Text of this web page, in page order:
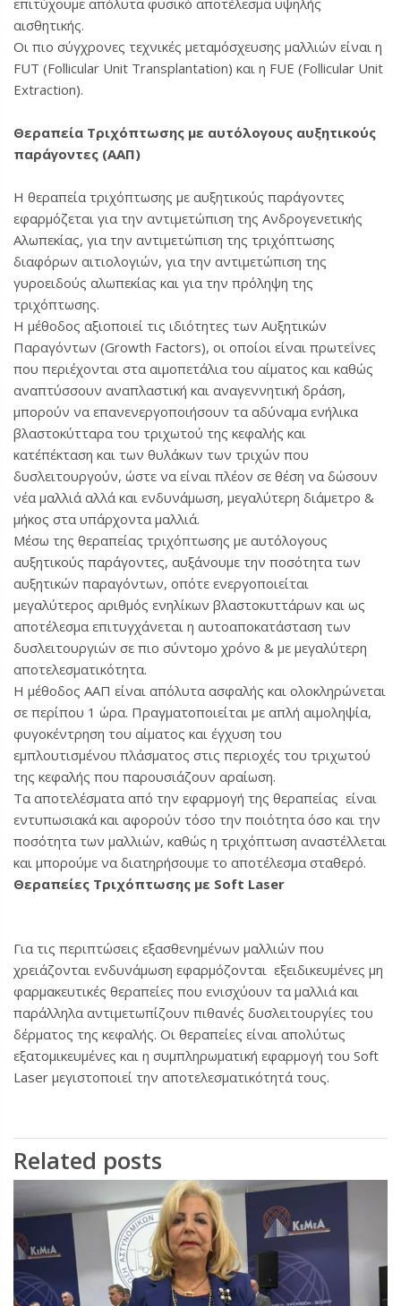
αισθητικής.
Οι πιο σύγχρονες τεχνικές μεταμόσχευσης μαλλιών είναι η
FUT (Follicular Unit Transplantation) και η FUE (Follicular Unit
Extraction).
Θεραπεία Τριχόπτωσης με αυτόλογους αυξητικούς
παράγοντες (ΑΑΠ)
Η θεραπεία τριχόπτωσης με αυξητικούς παράγοντες
εφαρμόζεται για την αντιμετώπιση της Ανδρογενετικής
Αλωπεκίας, για την αντιμετώπιση της τριχόπτωσης
διαφόρων αιτιολογιών, για την αντιμετώπιση της
γυροειδούς αλωπεκίας και για την πρόληψη της
τριχόπτωσης.
Η μέθοδος αξιοποιεί τις ιδιότητες των Αυξητικών
Παραγόντων (Growth Factors), οι οποίοι είναι πρωτεΐνες
που περιέχονται στα αιμοπετάλια του αίματος και καθώς
αναπτύσσουν αναπλαστική και αναγεννητική δράση,
μπορούν να επανενεργοποιήσουν τα αδύναμα ενήλικα
βλαστοκύτταρα του τριχωτού της κεφαλής και
κατ΄επέκταση και των θυλάκων των τριχών που
δυσλειτουργούν, ώστε να είναι πλέον σε θέση να δώσουν
νέα μαλλιά αλλά και ενδυνάμωση, μεγαλύτερη διάμετρο &
μήκος στα υπάρχοντα μαλλιά.
Μέσω της θεραπείας τριχόπτωσης με αυτόλογους
αυξητικούς παράγοντες, αυξάνουμε την ποσότητα των
αυξητικών παραγόντων, οπότε ενεργοποιείται
μεγαλύτερος αριθμός ενηλίκων βλαστοκυττάρων και ως
αποτέλεσμα επιτυγχάνεται η αυτοαποκατάσταση των
δυσλειτουργιών σε πιο σύντομο χρόνο & με μεγαλύτερη
αποτελεσματικότητα.
Η μέθοδος ΑΑΠ είναι απόλυτα ασφαλής και ολοκληρώνεται
σε περίπου 1 ώρα. Πραγματοποιείται με απλή αιμοληψία,
φυγοκέντρηση του αίματος και έγχυση του
εμπλουτισμένου πλάσματος στις περιοχές του τριχωτού
της κεφαλής που παρουσιάζουν αραίωση.
Τα αποτελέσματα από την εφαρμογή της θεραπείας είναι
εντυπωσιακά και αφορούν τόσο την ποιότητα όσο και την
ποσότητα των μαλλιών, καθώς η τριχόπτωση αναστέλλεται
και μπορούμε να διατηρήσουμε το αποτέλεσμα σταθερό.
Θεραπείες Τριχόπτωσης με Soft Laser
Για τις περιπτώσεις εξασθενημένων μαλλιών που
χρειάζονται ενδυνάμωση εφαρμόζονται εξειδικευμένες μη
φαρμακευτικές θεραπείες που ενισχύουν τα μαλλιά και
παράλληλα αντιμετωπίζουν πιθανές δυσλειτουργίες του
δέρματος της κεφαλής. Οι θεραπείες είναι απολύτως
εξατομικευμένες και η συμπληρωματική εφαρμογή του Soft
Laser μεγιστοποιεί την αποτελεσματικότητά τους.
Related posts